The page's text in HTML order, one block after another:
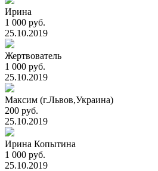
Ирина
1 000 руб.
25.10.2019
Жертвователь
1 000 руб.
25.10.2019
Максим (г.Львов,Украина)
200 руб.
25.10.2019
Ирина Копытина
1 000 руб.
25.10.2019